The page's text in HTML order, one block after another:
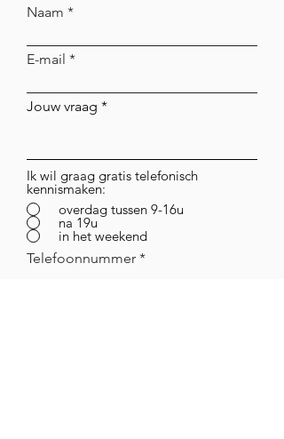
Naam
E-mail
Jouw vraag
Ik wil graag gratis telefonisch
kennismaken:
overdag tussen 9-16u
na 19u
in het weekend
Telefoonnummer